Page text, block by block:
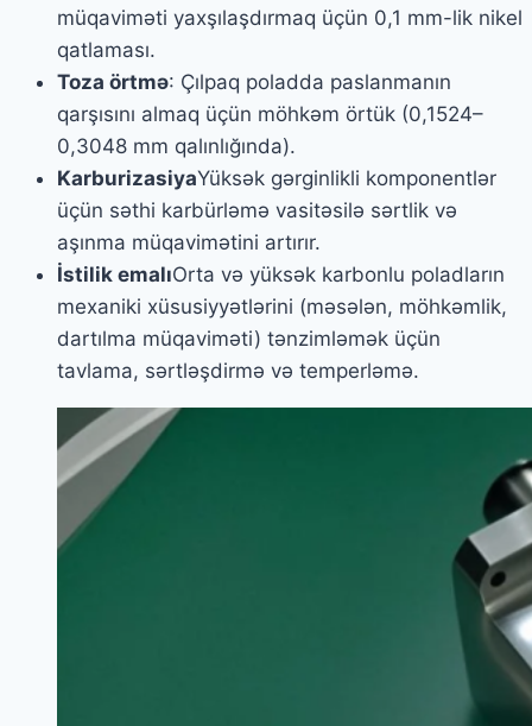
müqaviməti yaxşılaşdırmaq üçün 0,1 mm-lik nikel
qatlaması.
Toza örtmə: Çılpaq poladda paslanmanın
qarşısını almaq üçün möhkəm örtük (0,1524–
0,3048 mm qalınlığında).
KarburizasiyaYüksək gərginlikli komponentlər
üçün səthi karbürləmə vasitəsilə sərtlik və
aşınma müqavimətini artırır.
İstilik emalıOrta və yüksək karbonlu poladların
mexaniki xüsusiyyətlərini (məsələn, möhkəmlik,
dartılma müqaviməti) tənzimləmək üçün
tavlama, sərtləşdirmə və temperləmə.